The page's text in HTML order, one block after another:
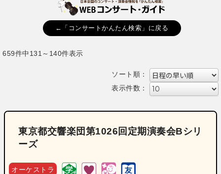
←「コンサートかんたん検索」に戻る
659件中131～140件表示
ソート順：
表示件数：
東京都交響楽団第1026回定期演奏会Bシリ
ーズ
オーケストラ